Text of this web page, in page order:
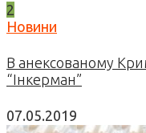
2
Новини
В анексованому
“Інкерман”
07.05.2019